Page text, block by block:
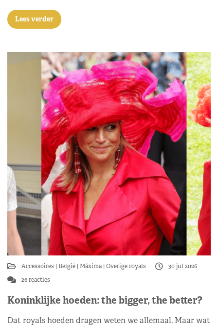
Lees verder
Accessoires België Máxima Overige royals
30 jul 2026
26 reacties
Koninklijke hoeden: the bigger, the better?
Dat royals hoeden dragen weten we allemaal. Maar wat